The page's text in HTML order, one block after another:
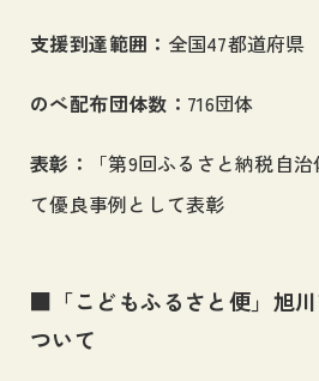
支援到達範囲： 全国47都道府県
のべ配布団体数： 716団体
表彰：
「第9回ふるさと納税自
て優良事例として表彰
■「こどもふるさと便」旭
ついて